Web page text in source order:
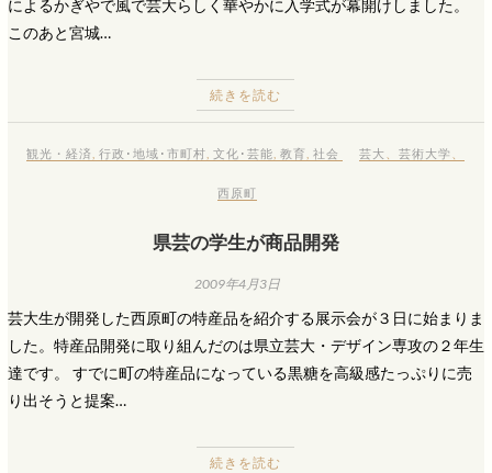
によるかぎやで風で芸大らしく華やかに入学式が幕開けしました。
このあと宮城…
続きを読む
観光・経済 ,行政･地域･市町村 ,文化･芸能 ,教育 ,社会 芸大 、芸術大学
西原町
県芸の学生が商品開発
2009年4月3日
芸大生が開発した西原町の特産品を紹介する展示会が３日に始まりま
した。特産品開発に取り組んだのは県立芸大・デザイン専攻の２年生
達です。 すでに町の特産品になっている黒糖を高級感たっぷりに売
り出そうと提案…
続きを読む